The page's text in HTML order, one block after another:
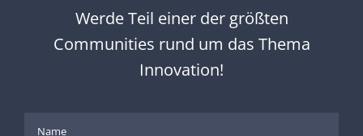
Werde Teil einer der größten
Communities rund um das Thema
Innovation!